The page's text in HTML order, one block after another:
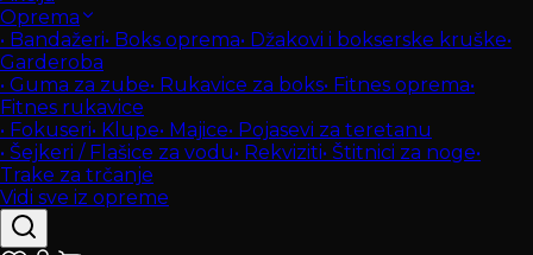
Oprema
• Bandažeri• Boks oprema• Džakovi i bokserske kruške•
Garderoba
• Guma za zube• Rukavice za boks• Fitnes oprema•
Fitnes rukavice
• Fokuseri• Klupe• Majice• Pojasevi za teretanu
• Šejkeri / Flašice za vodu• Rekviziti• Štitnici za noge•
Trake za trčanje
Vidi sve iz opreme